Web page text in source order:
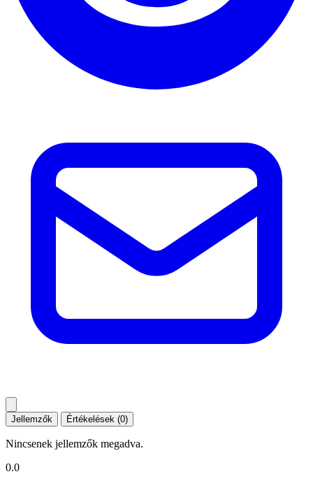
Jellemzők Értékelések (0)
Nincsenek jellemzők megadva.
0.0